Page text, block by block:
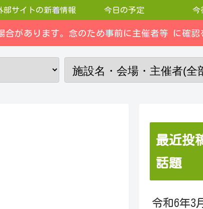
部サイトの新着情報 今日の予定 今
があります。念のため事前に主催者等 に確認
最近投
話題
令和6年3